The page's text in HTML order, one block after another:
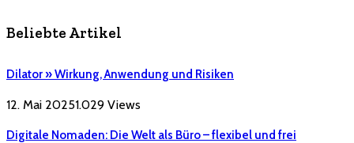
Beliebte Artikel
Dilator » Wirkung, Anwendung und Risiken
12. Mai 20251.029 Views
Digitale Nomaden: Die Welt als Büro – flexibel und frei